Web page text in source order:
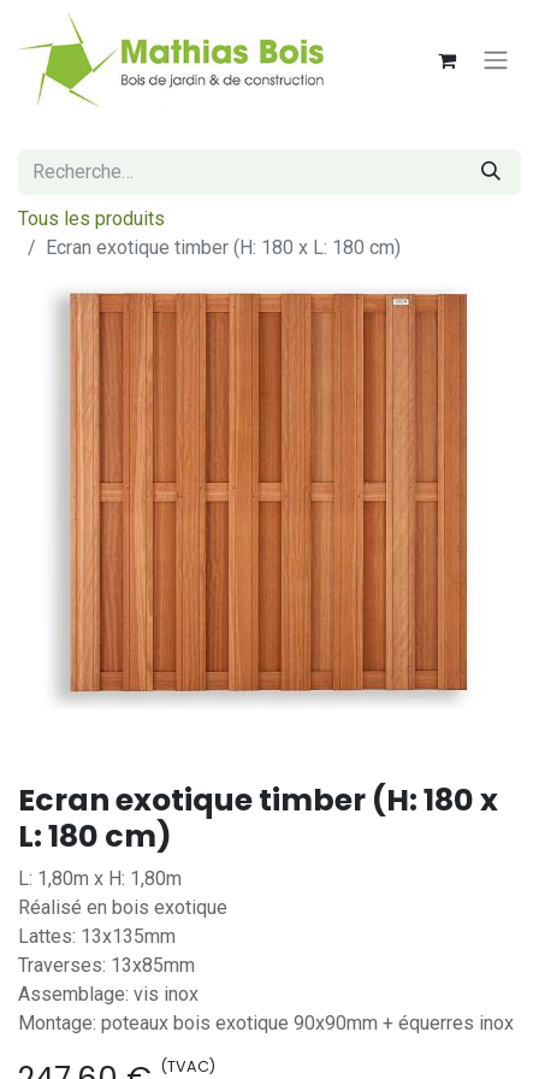
Tous les produits
Ecran exotique timber (H: 180 x L: 180 cm)
Ecran exotique timber (H: 180 x
L: 180 cm)
L: 1,80m x H: 1,80m
Réalisé en bois exotique
Lattes: 13x135mm
Traverses: 13x85mm
Assemblage: vis inox
Montage: poteaux bois exotique 90x90mm + équerres inox
(TVAC)